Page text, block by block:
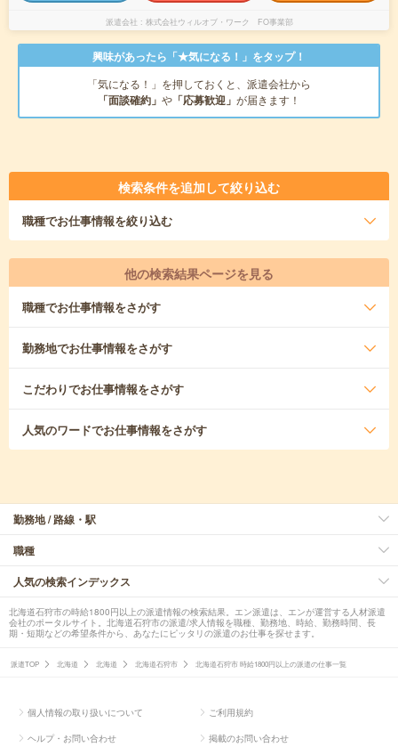
派遣会社 株式会社ウィルオブ・ワーク FO事業部
興味があったら「★気になる！」をタップ！
「気になる！」を押しておくと、派遣会社から
「面談確約」 や 「応募歓迎」 が届きます！
検索条件を追加して絞り込む
職種でお仕事情報を絞り込む
他の検索結果ページを見る
職種でお仕事情報をさがす
勤務地でお仕事情報をさがす
こだわりでお仕事情報をさがす
人気のワードでお仕事情報をさがす
勤務地 / 路線・駅
職種
人気の検索インデックス
北海道石狩市の時給1800円以上の派遣情報の検索結果。エン派遣は、エンが運営する人材派遣
会社のポータルサイト。北海道石狩市の派遣/求人情報を職種、勤務地、時給、勤務時間、長
期・短期などの希望条件から、あなたにピッタリの派遣のお仕事を探せます。
派遣TOP 北海道 北海道 北海道石狩市 北海道石狩市 時給1800円以上の派遣の仕事一覧
個人情報の取り扱いについて ご利用規約
ヘルプ・お問い合わせ 掲載のお問い合わせ